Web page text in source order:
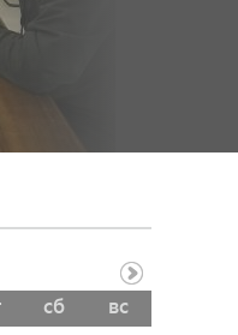
сб вс